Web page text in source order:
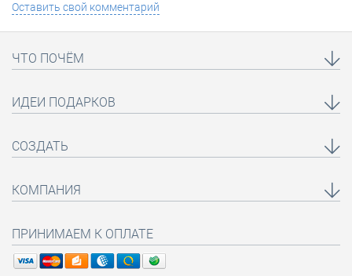
Оставить свой комментарий
ЧТО ПОЧЁМ
ИДЕИ ПОДАРКОВ
СОЗДАТЬ
КОМПАНИЯ
ПРИНИМАЕМ К ОПЛАТЕ